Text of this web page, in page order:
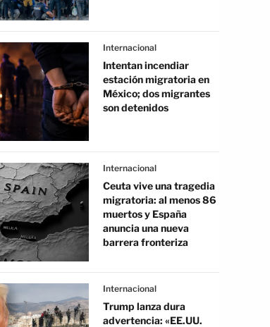
Internacional
Intentan incendiar
estación migratoria en
México; dos migrantes
son detenidos
Internacional
Ceuta vive una tragedia
migratoria: al menos 86
muertos y España
anuncia una nueva
barrera fronteriza
Internacional
Trump lanza dura
advertencia: «EE.UU.